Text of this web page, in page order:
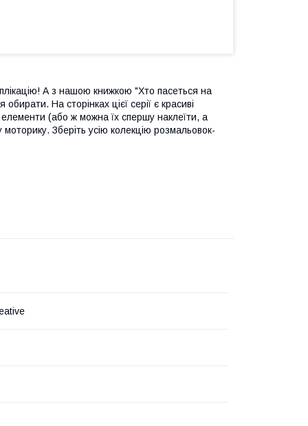
А з нашою книжкою "Хто пасеться на
На сторінках цієї серії є красиві
елементи (або ж можна їх спершу наклеїти, а
Зберіть усію колекцію розмальовок-